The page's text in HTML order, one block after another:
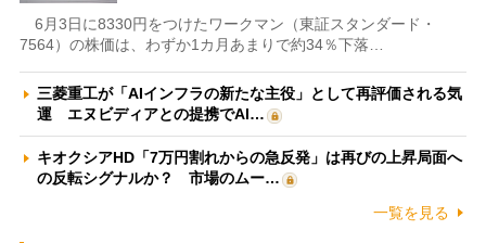
6月3日に8330円をつけたワークマン（東証スタンダード・
7564）の株価は、わずか1カ月あまりで約34％下落…
三菱重工が「AIインフラの新たな主役」として再評価される気
運 エヌビディアとの提携でAI…
キオクシアHD「7万円割れからの急反発」は再びの上昇局面へ
の反転シグナルか？ 市場のムー…
一覧を見る